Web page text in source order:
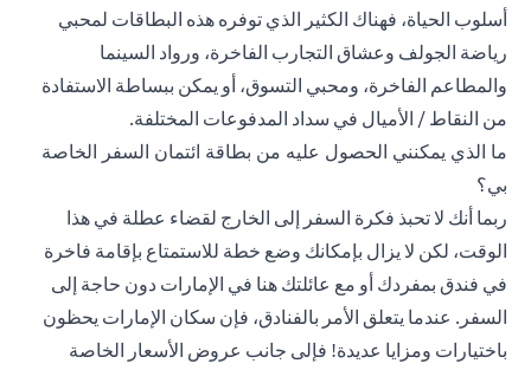
أسلوب الحياة، فهناك الكثير الذي توفره هذه البطاقات لمحبي
رياضة الجولف وعشاق التجارب الفاخرة، ورواد السينما
والمطاعم الفاخرة، ومحبي التسوق، أو يمكن ببساطة الاستفادة
من النقاط / الأميال في سداد المدفوعات المختلفة.
ما الذي يمكنني الحصول عليه من بطاقة ائتمان السفر الخاصة
بي؟
ربما أنك لا تحبذ فكرة السفر إلى الخارج لقضاء عطلة في هذا
الوقت، لكن لا يزال بإمكانك وضع خطة للاستمتاع بإقامة فاخرة
في فندق بمفردك أو مع عائلتك هنا في الإمارات دون حاجة إلى
السفر. عندما يتعلق الأمر بالفنادق، فإن سكان الإمارات يحظون
باختيارات ومزايا عديدة! فإلى جانب عروض الأسعار الخاصة